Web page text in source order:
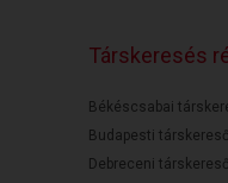
Társkeresés
Békéscsabai
Budapesti társkereső
Debreceni társkereső